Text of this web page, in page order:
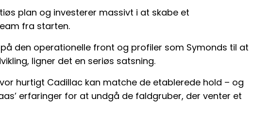
plan og investerer massivt i at skabe et
fra starten.
den operationelle front og profiler som Symonds til at
ligner det en seriøs satsning.
hurtigt Cadillac kan matche de etablerede hold – og
erfaringer for at undgå de faldgruber, der venter et